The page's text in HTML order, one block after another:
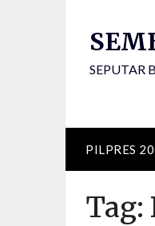
SEPUTAR
PILPRES
Tag: